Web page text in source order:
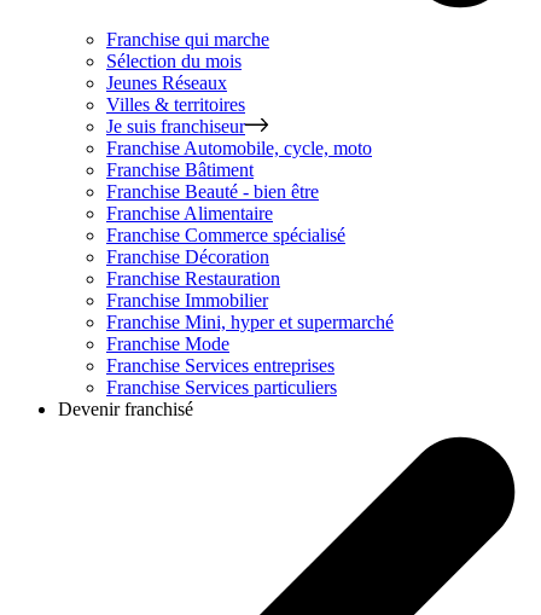
Franchise qui marche
Sélection du mois
Jeunes Réseaux
Villes & territoires
Je suis franchiseur
Franchise Automobile, cycle, moto
Franchise Bâtiment
Franchise Beauté - bien être
Franchise Alimentaire
Franchise Commerce spécialisé
Franchise Décoration
Franchise Restauration
Franchise Immobilier
Franchise Mini, hyper et supermarché
Franchise Mode
Franchise Services entreprises
Franchise Services particuliers
Devenir franchisé